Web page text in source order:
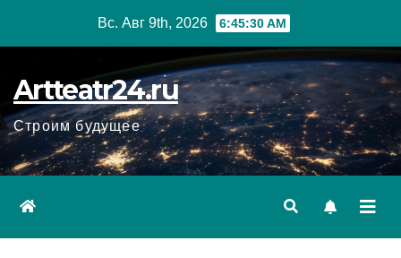
Вс. Авг 9th, 2026 6:45:31 AM
Artteatr24.ru
Строим будущее